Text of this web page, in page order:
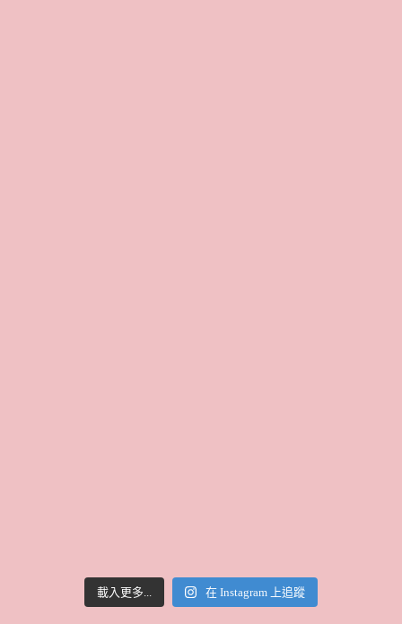
載入更多... 在 Instagram 上追蹤